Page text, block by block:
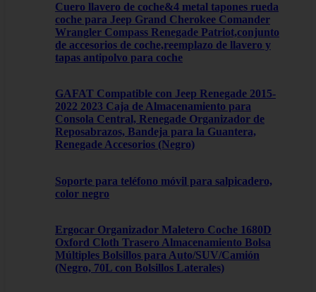
Cuero llavero de coche&4 metal tapones rueda
coche para Jeep Grand Cherokee Comander
Wrangler Compass Renegade Patriot,conjunto
de accesorios de coche,reemplazo de llavero y
tapas antipolvo para coche
GAFAT Compatible con Jeep Renegade 2015-
2022 2023 Caja de Almacenamiento para
Consola Central, Renegade Organizador de
Reposabrazos, Bandeja para la Guantera,
Renegade Accesorios (Negro)
Soporte para teléfono móvil para salpicadero,
color negro
Ergocar Organizador Maletero Coche 1680D
Oxford Cloth Trasero Almacenamiento Bolsa
Múltiples Bolsillos para Auto/SUV/Camión
(Negro, 70L con Bolsillos Laterales)